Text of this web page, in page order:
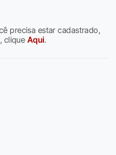
precisa estar cadastrado,
clique Aqui.